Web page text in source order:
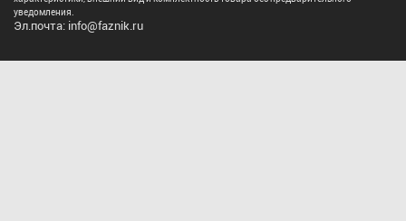
уведомления.
Эл.почта: info@faznik.ru